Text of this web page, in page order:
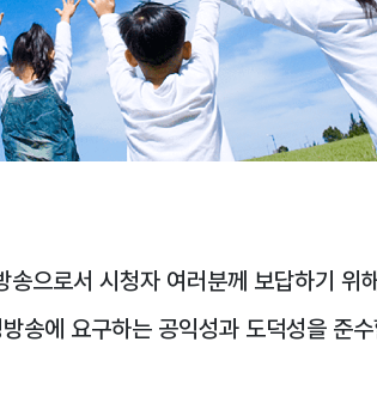
으로서 시청자 여러분께 보답하기 위
송에 요구하는 공익성과 도덕성을 준